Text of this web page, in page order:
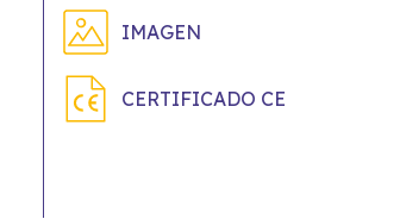
IMAGEN
CERTIFICADO CE